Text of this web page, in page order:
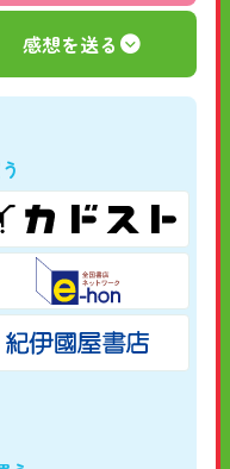
感想を送る